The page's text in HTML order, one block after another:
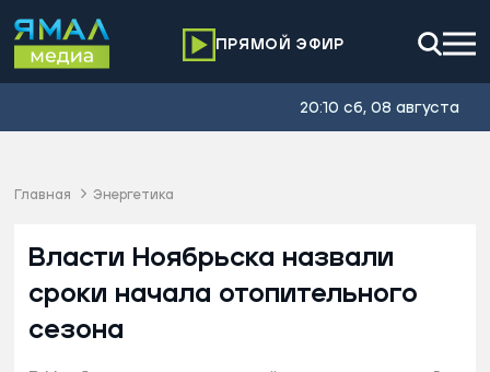
ПРЯМОЙ ЭФИР
20:10 сб, 08 августа
Главная Энергетика
Власти Ноябрьска назвали
сроки начала отопительного
сезона